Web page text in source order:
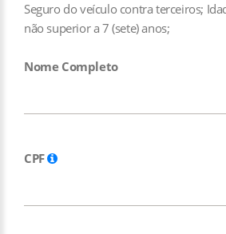
Seguro do veículo contra terceiros;
não superior a 7 (sete) anos;
Nome Completo
CPF